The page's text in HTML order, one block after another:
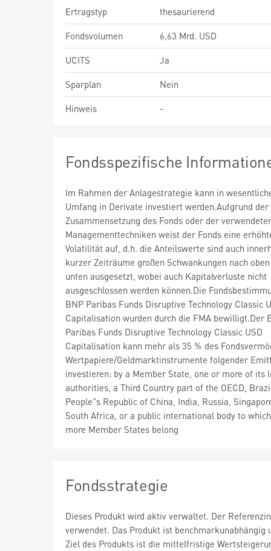
Ertragstyp
thesaurierend
Fondsvolumen
6,63 Mrd. USD
UCITS
Ja
Sparplan
Nein
Hinweis
-
Fondsspezifische
Im Rahmen der Anlagestrategie kann in
Umfang in Derivate investiert werden.Aufgrund der
Zusammensetzung des Fonds oder der
Managementtechniken weist der Fonds eine
Volatilität auf, d.h. die Anteilswerte sind auch
kurzer Zeiträume großen Schwankungen nach
unten ausgesetzt, wobei auch Kapitalverluste nicht
ausgeschlossen werden können.Die
BNP Paribas Funds Disruptive Technology Classic
Capitalisation wurden durch die FMA bewilligt.Der
Paribas Funds Disruptive Technology Classic USD
Capitalisation kann mehr als 35 % des
Wertpapiere/Geldmarktinstrumente folgender
investieren: by a Member State, one or more of its
authorities, a Third Country part of the OECD,
People"s Republic of China, India, Russia,
South Africa, or a public international body to
more Member States belong
Fondsstrategie
Dieses Produkt wird aktiv verwaltet. Der
verwendet. Das Produkt ist
Ziel des Produkts ist die mittelfristige